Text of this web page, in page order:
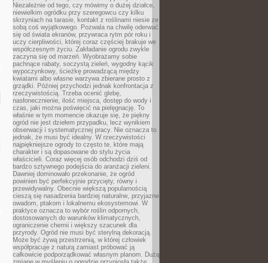
Niezależnie od tego, czy mówimy o dużej działce,
niewielkim ogródku przy szeregowcu czy kilku
skrzyniach na tarasie, kontakt z roślinami niesie ze
sobą coś wyjątkowego. Pozwala na chwilę oderwać
się od świata ekranów, przywraca rytm pór roku i
uczy cierpliwości, której coraz częściej brakuje we
współczesnym życiu. Zakładanie ogrodu zwykle
zaczyna się od marzeń. Wyobrażamy sobie
pachnące rabaty, soczystą zieleń, wygodny kącik
wypoczynkowy, ścieżkę prowadzącą między
kwiatami albo własne warzywa zbierane prosto z
grządki. Później przychodzi jednak konfrontacja z
rzeczywistością. Trzeba ocenić glebę,
nasłonecznienie, ilość miejsca, dostęp do wody i
czas, jaki można poświęcić na pielęgnację. To
właśnie w tym momencie okazuje się, że piękny
ogród nie jest dziełem przypadku, lecz wynikiem
obserwacji i systematycznej pracy. Nie oznacza to
jednak, że musi być idealny. W rzeczywistości
najpiękniejsze ogrody to często te, które mają
charakter i są dopasowane do stylu życia
właścicieli. Coraz więcej osób odchodzi dziś od
bardzo sztywnego podejścia do aranżacji zieleni.
Dawniej dominowało przekonanie, że ogród
powinien być perfekcyjnie przycięty, równy i
przewidywalny. Obecnie większą popularnością
cieszą się nasadzenia bardziej naturalne, przyjazne
owadom, ptakom i lokalnemu ekosystemowi. W
praktyce oznacza to wybór roślin odpornych,
dostosowanych do warunków klimatycznych,
ograniczenie chemii i większy szacunek dla
przyrody. Ogród nie musi być sterylną dekoracją.
Może być żywą przestrzenią, w której człowiek
współpracuje z naturą zamiast próbować ją
całkowicie podporządkować własnym planom. Dużą